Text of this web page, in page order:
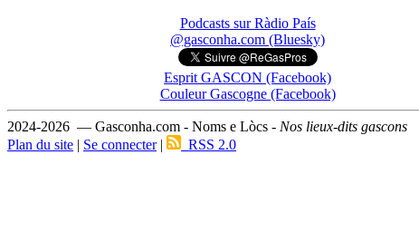
Podcasts sur Ràdio País
@gasconha.com (Bluesky)
Esprit GASCON (Facebook)
Couleur Gascogne (Facebook)
2024-2026 — Gasconha.com - Noms e Lòcs - Nos lieux-dits gascons
Plan du site | Se connecter| RSS 2.0